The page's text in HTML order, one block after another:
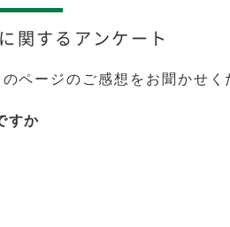
関するアンケート
ページのご感想をお聞かせく
すか